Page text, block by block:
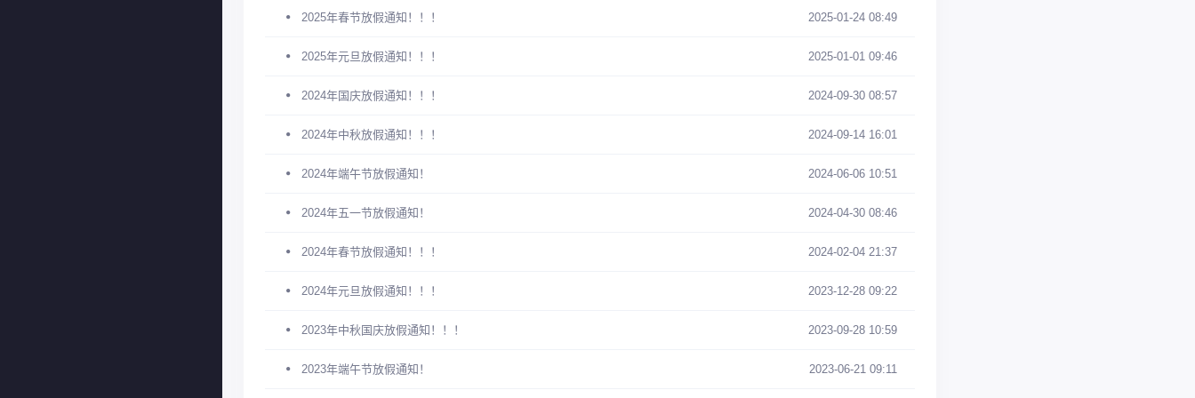
2025年春节放假通知！！！ 2025-01-24 08:49
2025年元旦放假通知！！！ 2025-01-01 09:46
2024年国庆放假通知！！！ 2024-09-30 08:57
2024年中秋放假通知！！！ 2024-09-14 16:01
2024年端午节放假通知！ 2024-06-06 10:51
2024年五一节放假通知！ 2024-04-30 08:46
2024年春节放假通知！！！ 2024-02-04 21:37
2024年元旦放假通知！！！ 2023-12-28 09:22
2023年中秋国庆放假通知！！！ 2023-09-28 10:59
2023年端午节放假通知！ 2023-06-21 09:11